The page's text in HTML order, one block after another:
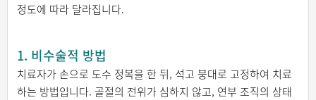
정도에 따라 달라집니다.
1. 비수술적 방법
치료자가 손으로 도수 정복을 한 뒤, 석고 붕대로 고정하여 치료
하는 방법입니다. 골절의 전위가 심하지 않고, 연부 조직의 상태